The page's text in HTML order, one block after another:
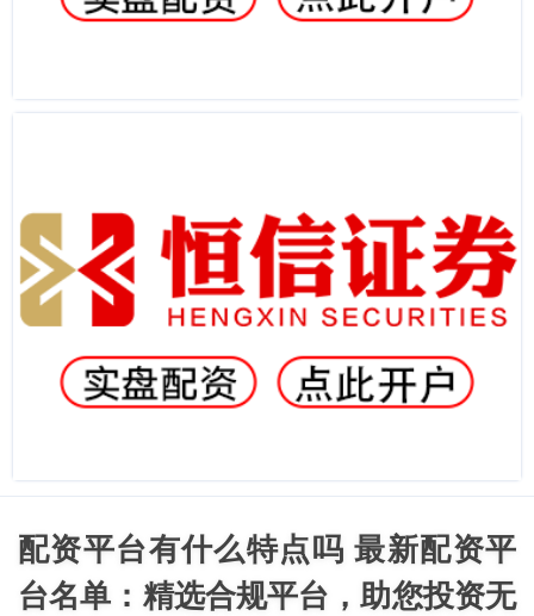
配资平台有什么特点吗 最新配资平
台名单：精选合规平台，助您投资无